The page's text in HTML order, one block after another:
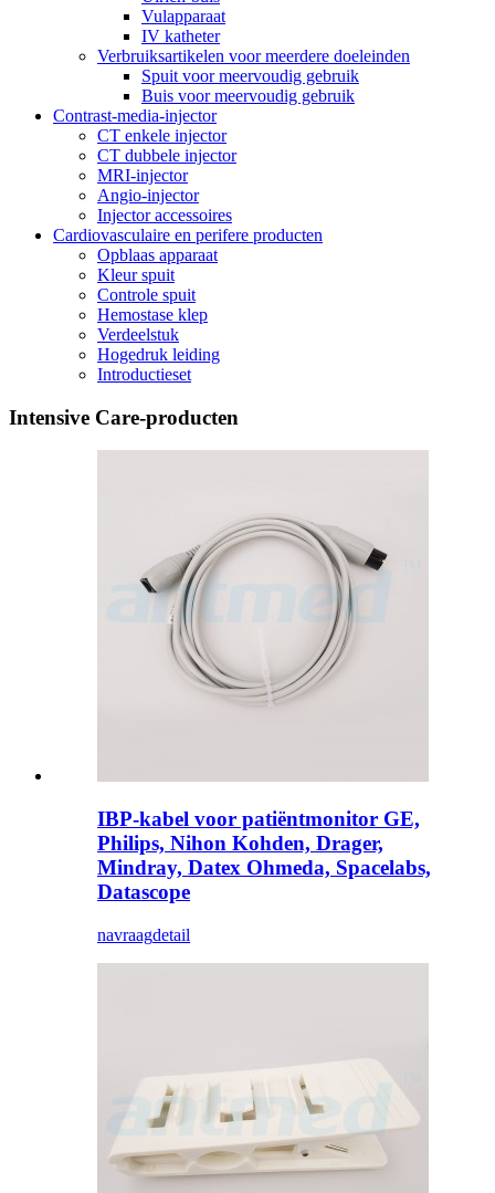
Vulapparaat
IV katheter
Verbruiksartikelen voor meerdere doeleinden
Spuit voor meervoudig gebruik
Buis voor meervoudig gebruik
Contrast-media-injector
CT enkele injector
CT dubbele injector
MRI-injector
Angio-injector
Injector accessoires
Cardiovasculaire en perifere producten
Opblaas apparaat
Kleur spuit
Controle spuit
Hemostase klep
Verdeelstuk
Hogedruk leiding
Introductieset
Intensive Care-producten
IBP-kabel voor patiëntmonitor GE,
Philips, Nihon Kohden, Drager,
Mindray, Datex Ohmeda, Spacelabs,
Datascope
navraagdetail